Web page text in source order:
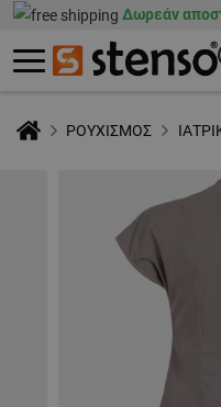
Δωρεάν
ΡΟΥΧΙΣΜΟΣ